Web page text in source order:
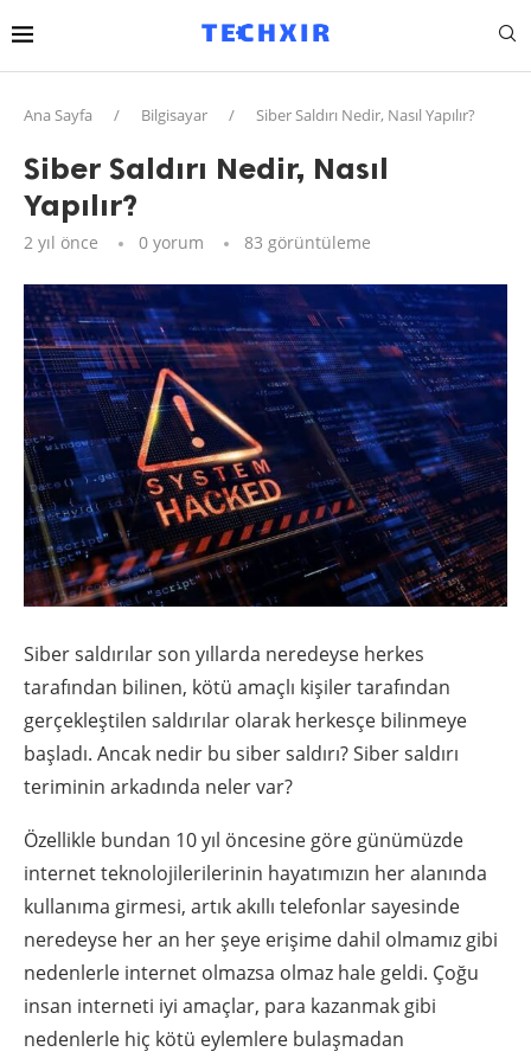
Ana Sayfa / Bilgisayar / Siber Saldırı Nedir, Nasıl Yapılır?
Siber Saldırı Nedir, Nasıl
Yapılır?
2 yıl önce 0 yorum 83 görüntüleme
Siber saldırılar son yıllarda neredeyse herkes
tarafından bilinen, kötü amaçlı kişiler tarafından
gerçekleştilen saldırılar olarak herkesçe bilinmeye
başladı. Ancak nedir bu siber saldırı? Siber saldırı
teriminin arkadında neler var?
Özellikle bundan 10 yıl öncesine göre günümüzde
internet teknolojilerilerinin hayatımızın her alanında
kullanıma girmesi, artık akıllı telefonlar sayesinde
neredeyse her an her şeye erişime dahil olmamız gibi
nedenlerle internet olmazsa olmaz hale geldi. Çoğu
insan interneti iyi amaçlar, para kazanmak gibi
nedenlerle hiç kötü eylemlere bulaşmadan